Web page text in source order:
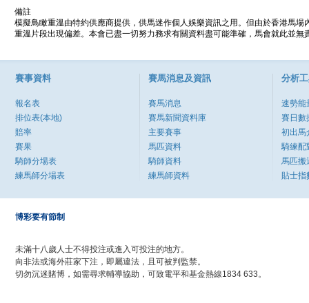
備註
模擬鳥瞰重溫由特約供應商提供，供馬迷作個人娛樂資訊之用。但由於香港馬
重溫片段出現偏差。本會已盡一切努力務求有關資料盡可能準確，馬會就此並
賽事資料
報名表
排位表(本地)
賠率
賽果
騎師分場表
練馬師分場表
賽馬消息及資訊
賽馬消息
賽馬新聞資料庫
主要賽事
馬匹資料
騎師資料
練馬師資料
分析
速勢能
賽日數
初出馬
騎練配
馬匹搬
貼士指
博彩要有節制
未滿十八歲人士不得投注或進入可投注的地方。
向非法或海外莊家下注，即屬違法，且可被判監禁。
切勿沉迷賭博，如需尋求輔導協助，可致電平和基金熱線1834 633。